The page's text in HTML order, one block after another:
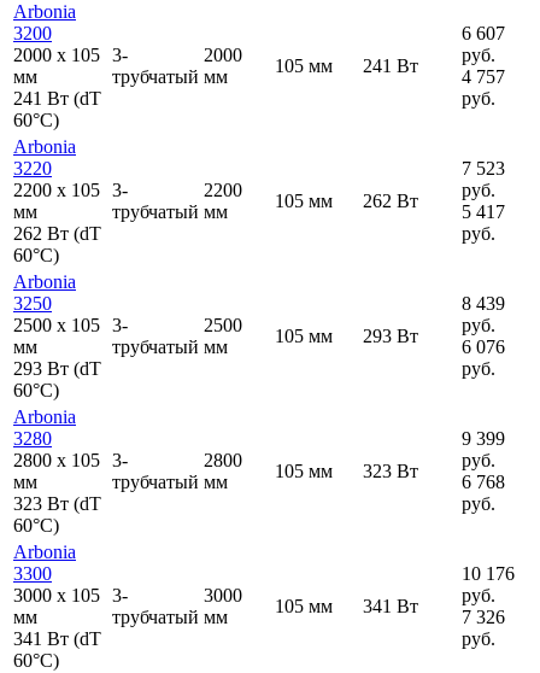
Arbonia
3200
2000 x 105
мм
241 Вт (dT
60°C)
3-
трубчатый
2000
мм
105 мм 241 Вт
6 607
руб.
4 757
руб.
Arbonia
3220
2200 x 105
мм
262 Вт (dT
60°C)
3-
трубчатый
2200
мм
105 мм 262 Вт
7 523
руб.
5 417
руб.
Arbonia
3250
2500 x 105
мм
293 Вт (dT
60°C)
3-
трубчатый
2500
мм
105 мм 293 Вт
8 439
руб.
6 076
руб.
Arbonia
3280
2800 x 105
мм
323 Вт (dT
60°C)
3-
трубчатый
2800
мм
105 мм 323 Вт
9 399
руб.
6 768
руб.
Arbonia
3300
3000 x 105
мм
341 Вт (dT
60°C)
3-
трубчатый
3000
мм
105 мм 341 Вт
10 176
руб.
7 326
руб.